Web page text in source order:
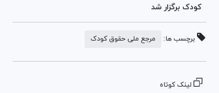
کودک برگزار شد
برچسب ها: مرجع ملی حقوق کودک
لینک کوتاه